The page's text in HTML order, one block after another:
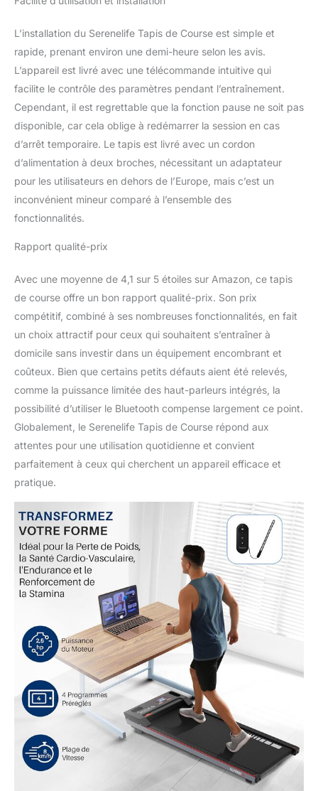
L’installation du Serenelife Tapis de Course est simple et
rapide, prenant environ une demi-heure selon les avis.
L’appareil est livré avec une télécommande intuitive qui
facilite le contrôle des paramètres pendant l’entraînement.
Cependant, il est regrettable que la fonction pause ne soit pas
disponible, car cela oblige à redémarrer la session en cas
d’arrêt temporaire. Le tapis est livré avec un cordon
d’alimentation à deux broches, nécessitant un adaptateur
pour les utilisateurs en dehors de l’Europe, mais c’est un
inconvénient mineur comparé à l’ensemble des
fonctionnalités.
Rapport qualité-prix
Avec une moyenne de 4,1 sur 5 étoiles sur Amazon, ce tapis
de course offre un bon rapport qualité-prix. Son prix
compétitif, combiné à ses nombreuses fonctionnalités, en fait
un choix attractif pour ceux qui souhaitent s’entraîner à
domicile sans investir dans un équipement encombrant et
coûteux. Bien que certains petits défauts aient été relevés,
comme la puissance limitée des haut-parleurs intégrés, la
possibilité d’utiliser le Bluetooth compense largement ce point.
Globalement, le Serenelife Tapis de Course répond aux
attentes pour une utilisation quotidienne et convient
parfaitement à ceux qui cherchent un appareil efficace et
pratique.